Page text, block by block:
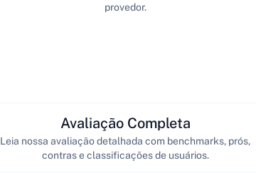
provedor.
Avaliação Completa
Leia nossa avaliação detalhada com benchmarks, prós,
contras e classificações de usuários.